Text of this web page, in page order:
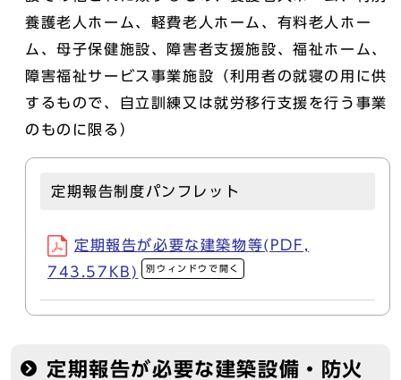
養護老人ホーム、軽費老人ホーム、有料老人ホー
ム、母子保健施設、障害者支援施設、福祉ホーム、
障害福祉サービス事業施設（利用者の就寝の用に供
するもので、自立訓練又は就労移行支援を行う事業
のものに限る）
定期報告制度パンフレット
定期報告が必要な建築物等(PDF,
743.57KB)
別ウィンドウで開く
定期報告が必要な建築設備・防火